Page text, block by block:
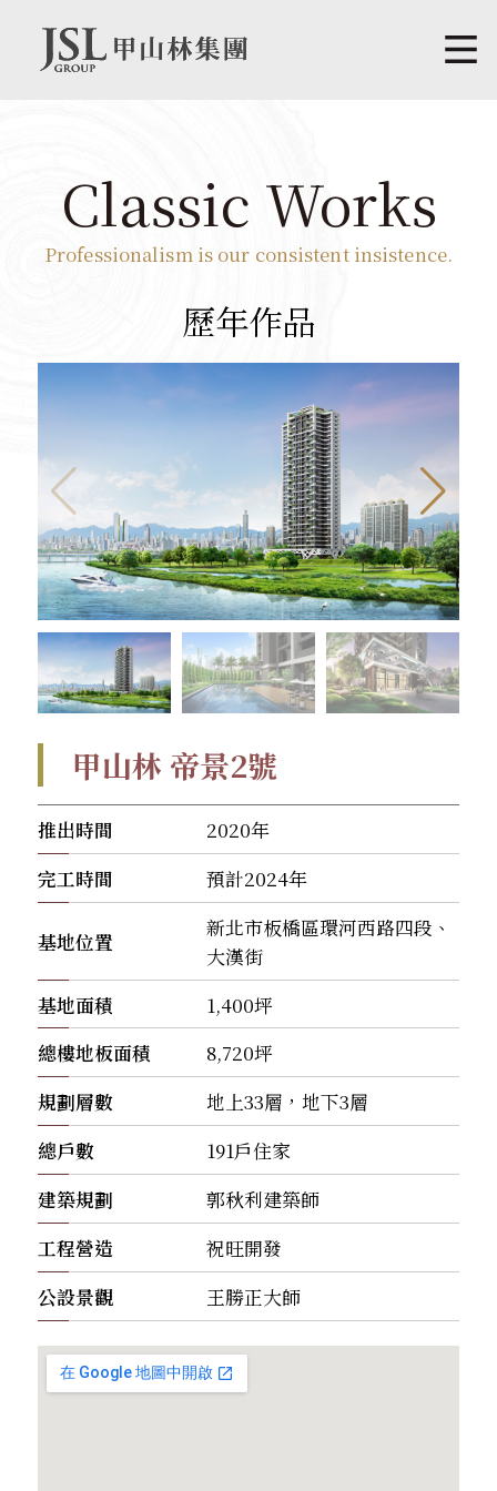
Professionalism is our consistent insistence.
Classic Works
歷年作品
甲山林 帝景2號
推出時間
2020年
完工時間
預計2024年
基地位置
新北市板橋區環河西路四段、
大漢街
基地面積
1,400坪
總樓地板面積
8,720坪
規劃層數
地上33層，地下3層
總戶數
191戶住家
建築規劃
郭秋利建築師
工程營造
祝旺開發
公設景觀
王勝正大師